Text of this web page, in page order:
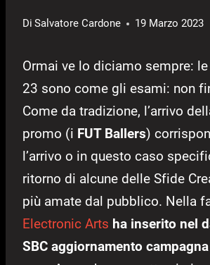
Di Salvatore Cardone 19 Marzo 2023
Ormai ve lo diciamo sempre: le
23 sono come gli esami: non
Come da tradizione, l’arrivo
promo (i FUT Ballers)
l’arrivo o in questo caso
ritorno di alcune delle Sfide
più amate dal pubblico. Nella
Electronic Arts ha inserito nel
SBC aggiornamento